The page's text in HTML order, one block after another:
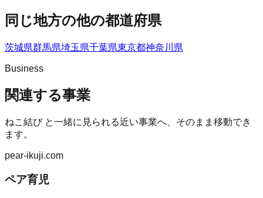
同じ地方の他の都道府県
茨城県群馬県埼玉県千葉県東京都神奈川県
Business
関連する事業
ねこ結びと一緒に見られる近い事業へ、そのまま移動でき
ます。
pear-ikuji.com
ペア育児